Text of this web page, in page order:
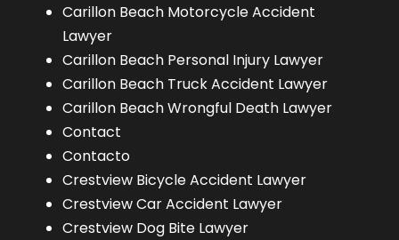
Carillon Beach Motorcycle Accident
Lawyer
Carillon Beach Personal Injury Lawyer
Carillon Beach Truck Accident Lawyer
Carillon Beach Wrongful Death Lawyer
Contact
Contacto
Crestview Bicycle Accident Lawyer
Crestview Car Accident Lawyer
Crestview Dog Bite Lawyer